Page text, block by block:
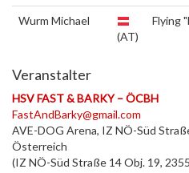
Wurm Michael
(AT)
Flying
Veranstalter
HSV FAST & BARKY – ÖCBH
FastAndBarky@gmail.com
AVE-DOG Arena, IZ NÖ-Süd
Österreich
(IZ NÖ-Süd Straße 14 Obj. 19,